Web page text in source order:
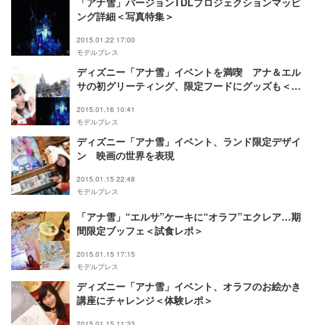
ング詳細＜写真特集＞
2015.01.22 17:00
モデルプレス
ディズニー「アナ雪」イベントを満喫 アナ＆エル
サの初グリーティング、限定フードにグッズも＜体
2015.01.16 10:41
モデルプレス
ディズニー「アナ雪」イベント、ランド限定デザイ
ン 映画の世界を表現
2015.01.15 22:48
モデルプレス
「アナ雪」“エルサ”ケーキに“オラフ”エクレア…期
間限定ブッフェ＜試食レポ＞
2015.01.15 17:15
モデルプレス
ディズニー「アナ雪」イベント、オラフのお絵かき
講座にチャレンジ＜体験レポ＞